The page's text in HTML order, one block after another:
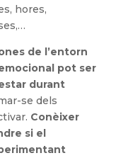
hores,
de l’entorn
pot ser
durant
se dels
Conèixer
si el